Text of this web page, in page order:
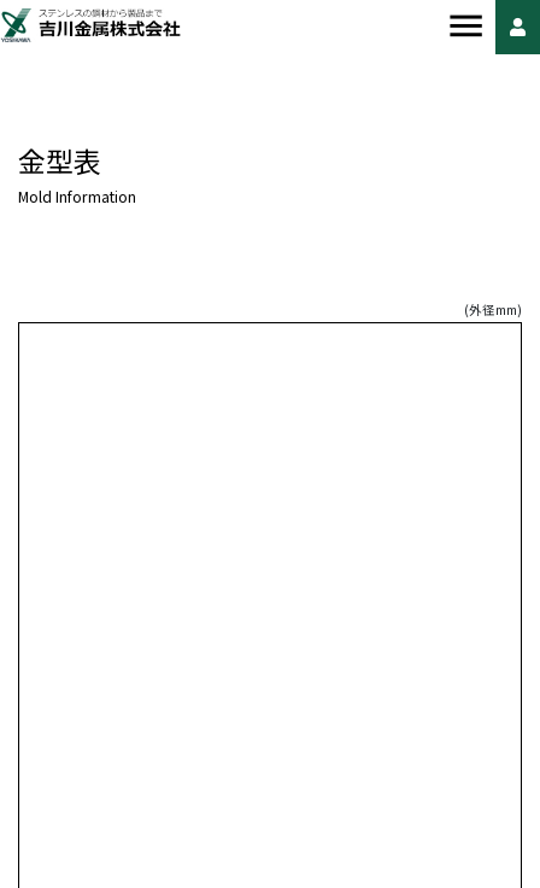
金型表
Mold Information
(外径mm)